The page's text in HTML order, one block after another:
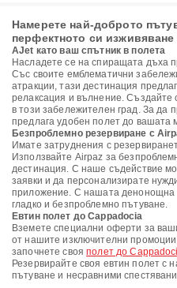
Намерете най-доброто
перфектното си
AJet като ваш спътник в полета
Насладете се на спиращата дъха
Със своите емблематични
атракции, тази дестинация
релаксация и вълнение.
в този забележителен град. За да
предлага удобен полет до вашата
Безпроблемно резервиране с
Имате затруднения с
Използвайте Airpaz за
дестинация. С наше съдействие
заявки и да персонализирате
приложение. С нашата денонощна
гладко и безпроблемно пътуване.
Евтин полет до Cappadocia
Вземете специални оферти за
от нашите изключителни
започнете свояполет до
Резервирайте своя евтин полет с
пътуване и несравними